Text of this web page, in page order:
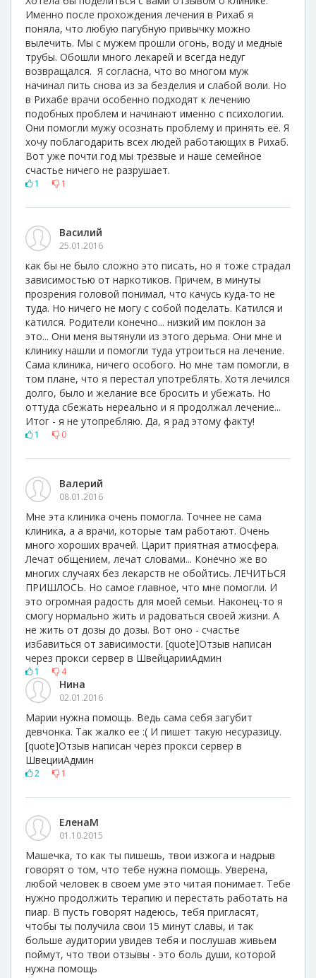
Именно после прохождения лечения в Рихаб я
поняла, что любую пагубную привычку можно
вылечить. Мы с мужем прошли огонь, воду и медные
трубы. Обошли много лекарей и всегда недуг
возвращался. Я согласна, что во многом муж
начинал пить снова из за безделия и слабой воли. Но
в Рихабе врачи особенно подходят к лечению
подобных проблем и начинают именно с психологии.
Они помогли мужу осознать проблему и принять её. Я
хочу поблагодарить всех людей работающих в Рихаб.
Вот уже почти год мы трезвые и наше семейное
счастье ничего не разрушает.
1 1
Василий
25.01.2016
как бы не было сложно это писать, но я тоже страдал
зависимостью от наркотиков. Причем, в минуты
прозрения головой понимал, что качусь куда-то не
туда. Но ничего не могу с собой поделать. Катился и
катился. Родители конечно... низкий им поклон за
это... Они меня вытянули из этого дерьма. Они мне и
клинику нашли и помогли туда утроиться на лечение.
Сама клиника, ничего особого. Но мне там помогли, в
том плане, что я перестал употреблять. Хотя лечился
долго, было и желание все бросить и убежать. Но
оттуда сбежать нереально и я продолжал лечение...
Итог - я не утопребляю. Да, я рад этому факту!
1 0
Валерий
08.01.2016
Мне эта клиника очень помогла. Точнее не сама
клиника, а а врачи, которые там работают. Очень
много хороших врачей. Царит приятная атмосфера.
Лечат общением, лечат словами... Конечно же во
многих случаях без лекарств не обойтись. ЛЕЧИТЬСЯ
ПРИШЛОСЬ. Но самое главное, что мне помогли. И
это огромная радость для моей семьи. Наконец-то я
смогу нормально жить и радоваться своей жизни. А
не жить от дозы до дозы. Вот оно - счастье
избавиться от зависимости. [quote]Отзыв написан
через прокси сервер в ШвейцарииАдмин
1 4
Нина
02.01.2016
Марии нужна помощь. Ведь сама себя загубит
девчонка. Так жалко ее :( И пишет такую несуразицу.
[quote]Отзыв написан через прокси сервер в
ШвецииАдмин
2 1
ЕленаМ
01.10.2015
Машечка, то как ты пишешь, твои изжога и надрыв
говорят о том, что тебе нужна помощь. Уверена,
любой человек в своем уме это читая понимает. Тебе
нужно продолжить терапию и перестать работать на
пиар. В пусть говорят надеюсь, тебя пригласят,
чтобы ты получила свои 15 минут славы, и так
больше аудитории увидев тебя и послушав живьем
поймут, что твои отзывы - это боль души, которой
нужна помощь